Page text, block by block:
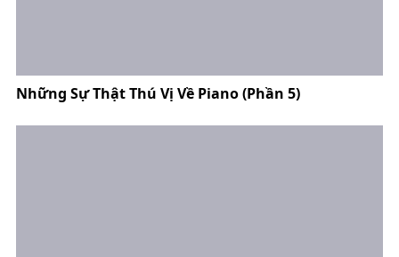
Những Sự Thật Thú Vị Về Piano (Phần 5)